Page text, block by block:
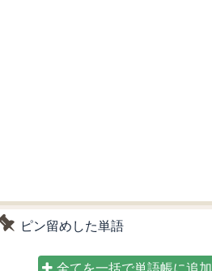
ピン留めした単語
全てを一括で単語帳に追加